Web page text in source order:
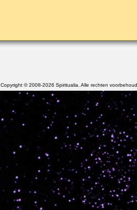
Copyright © 2008-2026 Spiritualia. Alle rechten